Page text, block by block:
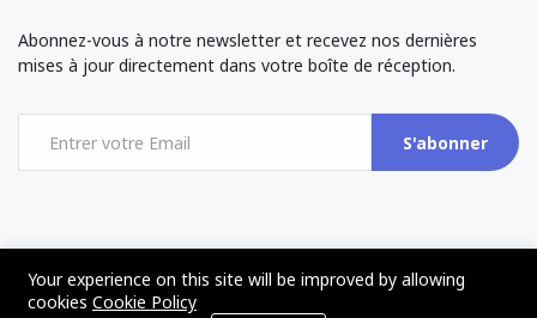
Abonnez-vous à notre newsletter et recevez nos dernières
mises à jour directement dans votre boîte de réception.
S'abonner
©2017 - 2024 - The Web Tier - All rights reserved
Your experience on this site will be improved by allowing
cookies Cookie Policy